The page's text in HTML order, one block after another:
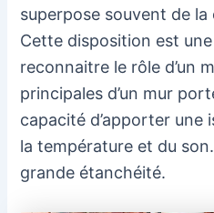
superpose souvent de la
Cette disposition est
reconnaitre le rôle d’un
principales d’un mur
capacité d’apporter une
la température et du
grande étanchéité.